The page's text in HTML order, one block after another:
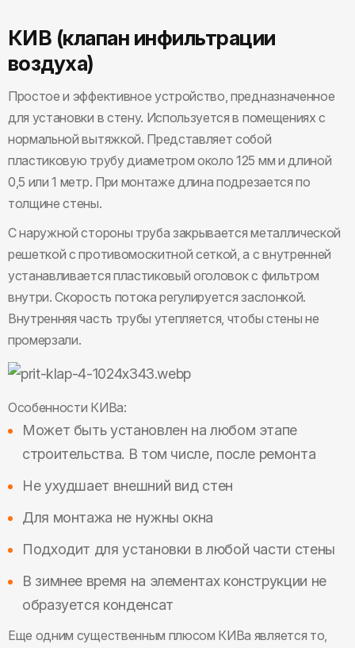
КИВ (клапан инфильтрации
воздуха)
Простое и эффективное устройство, предназначенное
для установки в стену. Используется в помещениях с
нормальной вытяжкой. Представляет собой
пластиковую трубу диаметром около 125 мм и длиной
0,5 или 1 метр. При монтаже длина подрезается по
толщине стены.
С наружной стороны труба закрывается металлической
решеткой с противомоскитной сеткой, а с внутренней
устанавливается пластиковый оголовок с фильтром
внутри. Скорость потока регулируется заслонкой.
Внутренняя часть трубы утепляется, чтобы стены не
промерзали.
Особенности КИВа:
Может быть установлен на любом этапе
строительства. В том числе, после ремонта
Не ухудшает внешний вид стен
Для монтажа не нужны окна
Подходит для установки в любой части стены
В зимнее время на элементах конструкции не
образуется конденсат
Еще одним существенным плюсом КИВа является то,